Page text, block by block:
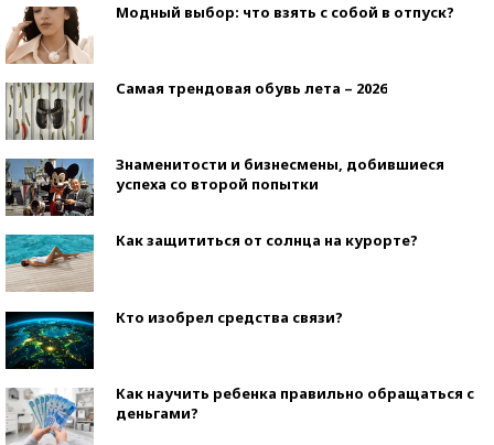
Модный выбор: что взять с собой в отпуск?
Самая трендовая обувь лета – 2026
Знаменитости и бизнесмены, добившиеся
успеха со второй попытки
Как защититься от солнца на курорте?
Кто изобрел средства связи?
Как научить ребенка правильно обращаться с
деньгами?